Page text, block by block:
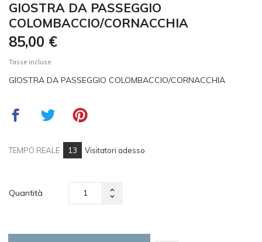
GIOSTRA DA PASSEGGIO
COLOMBACCIO/CORNACCHIA
85,00 €
Tasse incluse
GIOSTRA DA PASSEGGIO COLOMBACCIO/CORNACCHIA
TEMPO REALE 13 Visitatori adesso
Quantità